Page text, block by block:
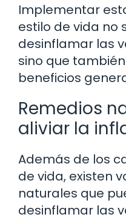
Implementar
estilo de vida no
desinflamar las
sino que
beneficios
Remedios
aliviar la
Además de los
de vida, existen
naturales que
desinflamar las